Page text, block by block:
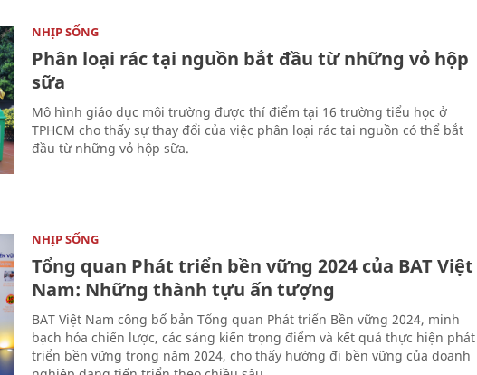
NHỊP SỐNG
Phân loại rác tại nguồn bắt đầu từ những vỏ hộp
sữa
Mô hình giáo dục môi trường được thí điểm tại 16 trường tiểu học ở
TPHCM cho thấy sự thay đổi của việc phân loại rác tại nguồn có thể bắt
đầu từ những vỏ hộp sữa.
NHỊP SỐNG
Tổng quan Phát triển bền vững 2024 của BAT Việt
Nam: Những thành tựu ấn tượng
BAT Việt Nam công bố bản Tổng quan Phát triển Bền vững 2024, minh
bạch hóa chiến lược, các sáng kiến trọng điểm và kết quả thực hiện phát
triển bền vững trong năm 2024, cho thấy hướng đi bền vững của doanh